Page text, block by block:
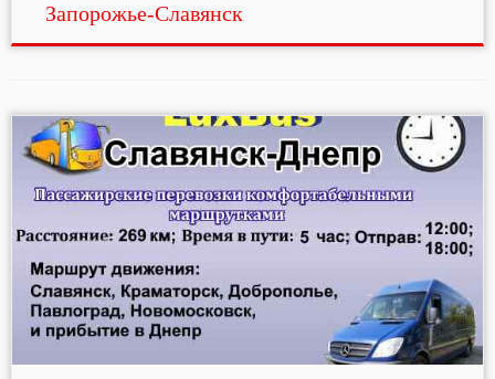
Запорожье-Славянск